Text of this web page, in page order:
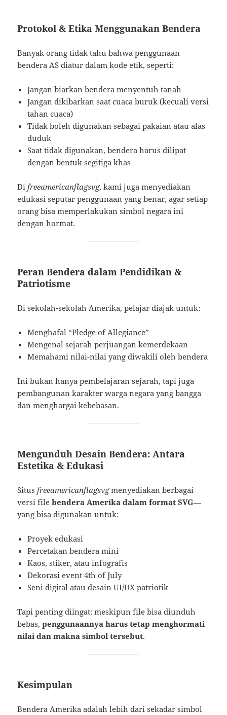
Protokol & Etika Menggunakan Bendera
Banyak orang tidak tahu bahwa penggunaan
bendera AS diatur dalam kode etik, seperti:
Jangan biarkan bendera menyentuh tanah
Jangan dikibarkan saat cuaca buruk (kecuali versi
tahan cuaca)
Tidak boleh digunakan sebagai pakaian atau alas
duduk
Saat tidak digunakan, bendera harus dilipat
dengan bentuk segitiga khas
Difreeamericanflagsvg, kami juga menyediakan
edukasi seputar penggunaan yang benar, agar setiap
orang bisa memperlakukan simbol negara ini
dengan hormat.
Peran Bendera dalam Pendidikan &
Patriotisme
Di sekolah-sekolah Amerika, pelajar diajak untuk:
Menghafal “Pledge of Allegiance”
Mengenal sejarah perjuangan kemerdekaan
Memahami nilai-nilai yang diwakili oleh bendera
Ini bukan hanya pembelajaran sejarah, tapi juga
pembangunan karakter warga negara yang bangga
dan menghargai kebebasan.
Mengunduh Desain Bendera: Antara
Estetika & Edukasi
Situsfreeamericanflagsvgmenyediakan berbagai
versi filebendera Amerika dalam format SVG—
yang bisa digunakan untuk:
Proyek edukasi
Percetakan bendera mini
Kaos, stiker, atau infografis
Dekorasi event 4th of July
Seni digital atau desain UI/UX patriotik
Tapi penting diingat: meskipun file bisa diunduh
bebas,penggunaannya harus tetap menghormati
nilai dan makna simbol tersebut.
Kesimpulan
Bendera Amerika adalah lebih dari sekadar simbol